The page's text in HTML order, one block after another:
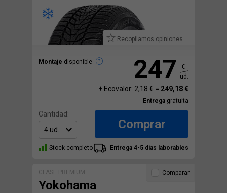
Recopilamos opiniones.
Montaje disponible 247
€
ud.
+ Ecovalor: 2,18 € = 249,18 €
Entrega gratuita
Cantidad:
Comprar
Stock completo Entrega 4-5 días laborables
CLASE PREMIUM
Yokohama
Comparar